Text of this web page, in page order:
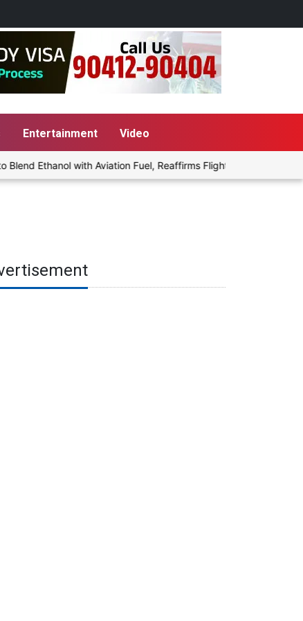
Entertainment Video
Ethanol with Aviation Fuel, Reaffirms Flight Safety Focus